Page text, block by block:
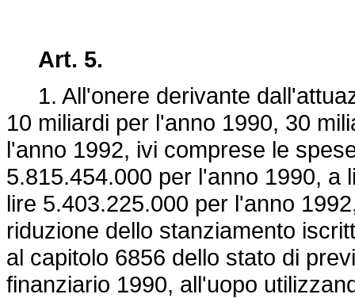
Art. 5.
1. All'onere derivante
10 miliardi per l'anno 1990, 30
l'anno 1992, ivi comprese le
5.815.454.000 per l'anno 1990, a
lire 5.403.225.000 per l'anno
riduzione dello stanziamento
al capitolo 6856 dello stato di
finanziario 1990, all'uopo